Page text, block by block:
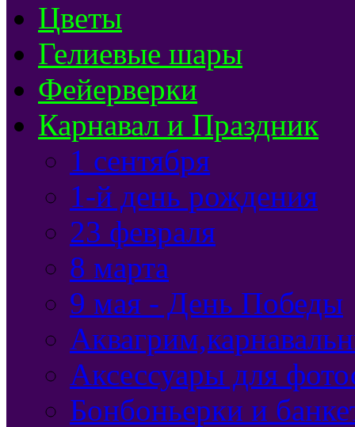
Цветы
Гелиевые шары
Фейерверки
Карнавал и Праздник
1 сентября
1-й день рождения
23 февраля
8 марта
9 мая - День Победы
Аксессуары для
Бонбоньерки и